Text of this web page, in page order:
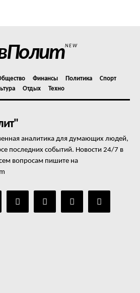
NEW
Финансы Политика
Спорт
Отдых Техно
аналитика для думающих людей,
последних событий. Новости 24/7 в
вопросам пишите на